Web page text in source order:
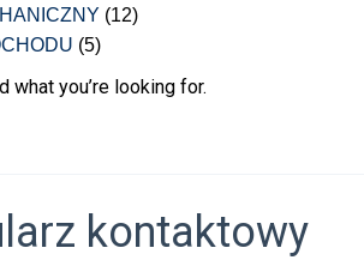
(12)
(5)
what you’re looking for.
kontaktowy